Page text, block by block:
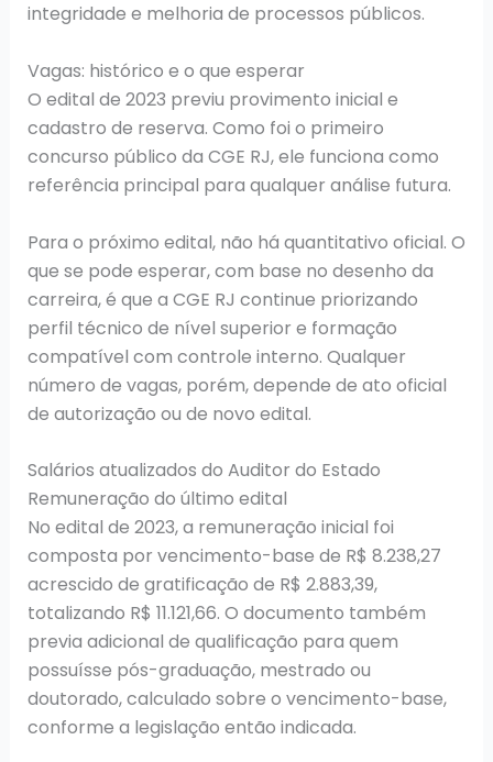
integridade e melhoria de processos públicos.
Vagas: histórico e o que esperar
O edital de 2023 previu provimento inicial e
cadastro de reserva. Como foi o primeiro
concurso público da CGE RJ, ele funciona como
referência principal para qualquer análise futura.
Para o próximo edital, não há quantitativo oficial. O
que se pode esperar, com base no desenho da
carreira, é que a CGE RJ continue priorizando
perfil técnico de nível superior e formação
compatível com controle interno. Qualquer
número de vagas, porém, depende de ato oficial
de autorização ou de novo edital.
Salários atualizados do Auditor do Estado
Remuneração do último edital
No edital de 2023, a remuneração inicial foi
composta por vencimento-base de R$ 8.238,27
acrescido de gratificação de R$ 2.883,39,
totalizando R$ 11.121,66. O documento também
previa adicional de qualificação para quem
possuísse pós-graduação, mestrado ou
doutorado, calculado sobre o vencimento-base,
conforme a legislação então indicada.